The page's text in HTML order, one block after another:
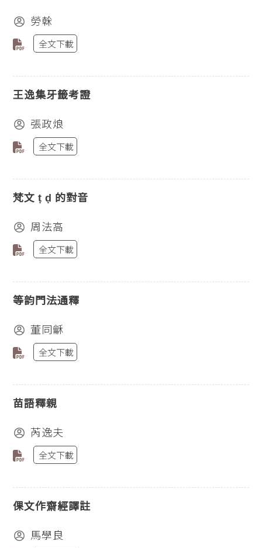
勞榦
全文下載
王逸集牙籤考證
張政烺
全文下載
梵文 ṭ ḍ 的對音
周法高
全文下載
等韵門法通釋
董同龢
全文下載
苗語釋親
芮逸夫
全文下載
倮文作齋經譯註
馬學良